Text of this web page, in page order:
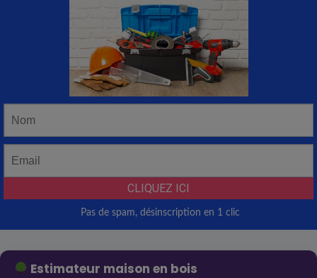
Estimateur maison en bois